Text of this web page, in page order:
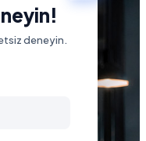
deneyin.